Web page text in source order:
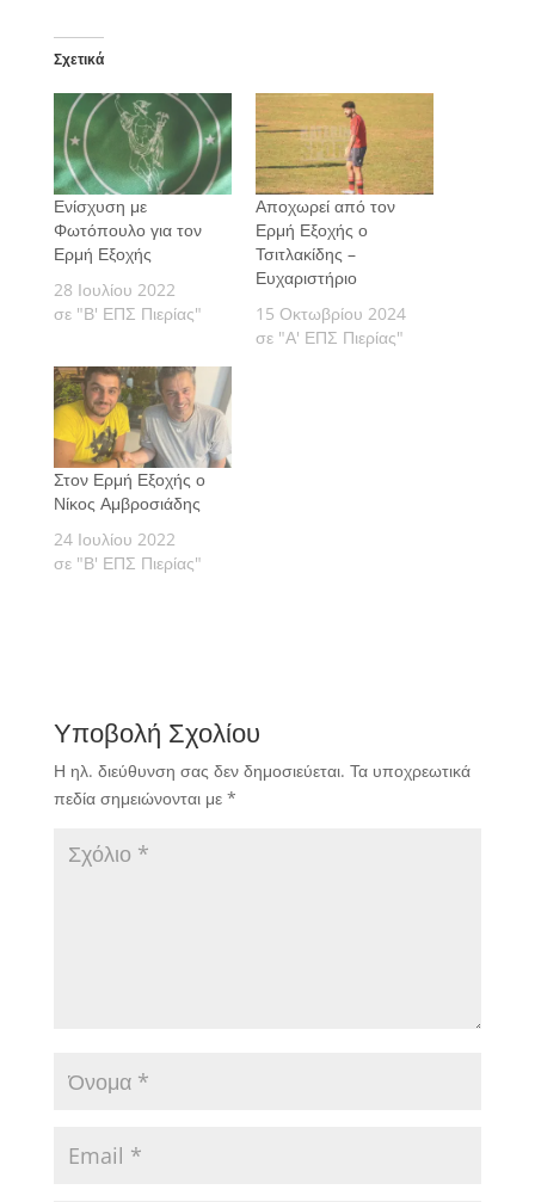
Σχετικά
Ενίσχυση με
Φωτόπουλο για τον
Ερμή Εξοχής
28 Ιουλίου 2022
σε "Β' ΕΠΣ Πιερίας"
Αποχωρεί από τον
Ερμή Εξοχής ο
Τσιτλακίδης –
Ευχαριστήριο
15 Οκτωβρίου 2024
σε "Α' ΕΠΣ Πιερίας"
Στον Ερμή Εξοχής ο
Νίκος Αμβροσιάδης
24 Ιουλίου 2022
σε "Β' ΕΠΣ Πιερίας"
Υποβολή Σχολίου
Η ηλ. διεύθυνση σας δεν δημοσιεύεται. Τα υποχρεωτικά
πεδία σημειώνονται με *